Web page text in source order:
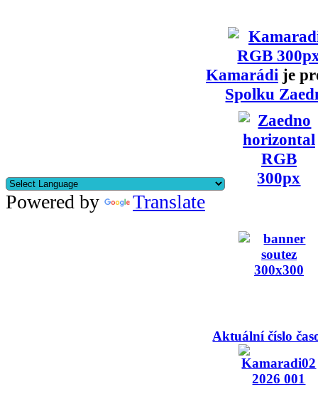
Kamarádi je
Spolku
Powered by Translate
Aktuální číslo